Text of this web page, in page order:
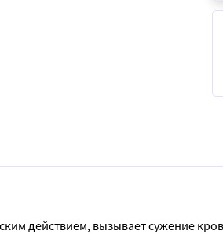
действием, вызывает сужение